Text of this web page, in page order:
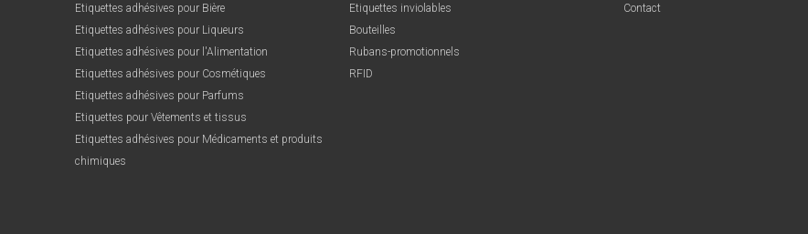
Etiquettes adhésives pour Bière
Etiquettes adhésives pour Liqueurs
Etiquettes adhésives pour l'Alimentation
Etiquettes adhésives pour Cosmétiques
Etiquettes adhésives pour Parfums
Etiquettes pour Vêtements et tissus
Etiquettes adhésives pour Médicaments et produits
chimiques
Etiquettes inviolables
Bouteilles
Rubans-promotionnels
RFID
Contact